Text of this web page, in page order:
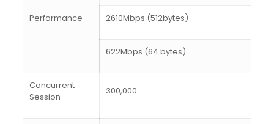
Performance 2610Mbps (512bytes)
622Mbps (64 bytes)
Concurrent
Session
300,000